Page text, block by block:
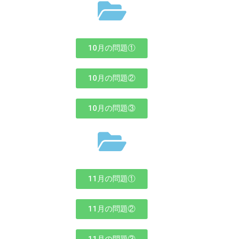
10月の問題①
10月の問題②
10月の問題③
11月の問題①
11月の問題②